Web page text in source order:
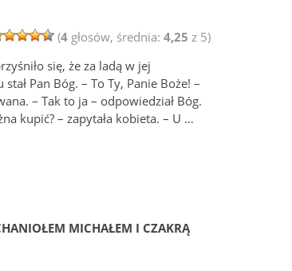
(4 głosów, średnia:4,25 z 5)
się, że za ladą w jej
Pan Bóg. – To Ty, Panie Boże! –
– Tak to ja – odpowiedział Bóg.
kupić? – zapytała kobieta. – U …
MICHAŁEM I CZAKRĄ